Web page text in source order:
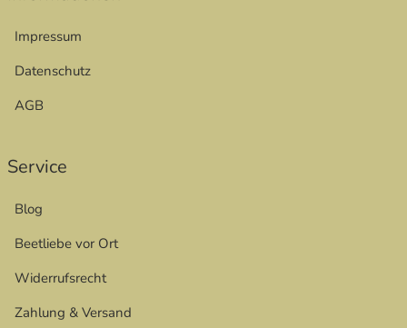
Impressum
Datenschutz
AGB
Service
Blog
Beetliebe vor Ort
Widerrufsrecht
Zahlung & Versand